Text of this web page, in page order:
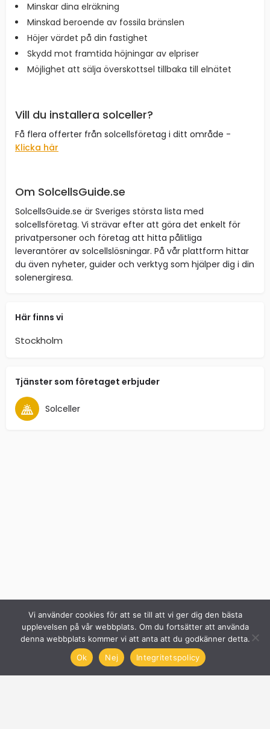
Minskar dina elräkning
Minskad beroende av fossila bränslen
Höjer värdet på din fastighet
Skydd mot framtida höjningar av elpriser
Möjlighet att sälja överskottsel tillbaka till elnätet
Vill du installera solceller?
Få flera offerter från solcellsföretag i ditt område -
Klicka här
Om SolcellsGuide.se
SolcellsGuide.se är Sveriges största lista med
solcellsföretag. Vi strävar efter att göra det enkelt för
privatpersoner och företag att hitta pålitliga
leverantörer av solcellslösningar. På vår plattform hittar
du även nyheter, guider och verktyg som hjälper dig i din
solenergiresa.
Här finns vi
Stockholm
Tjänster som företaget erbjuder
Solceller
Vi använder cookies för att se till att vi ger dig den bästa
upplevelsen på vår webbplats. Om du fortsätter att använda
denna webbplats kommer vi att anta att du godkänner detta.
Ok
Nej Integritetspolicy